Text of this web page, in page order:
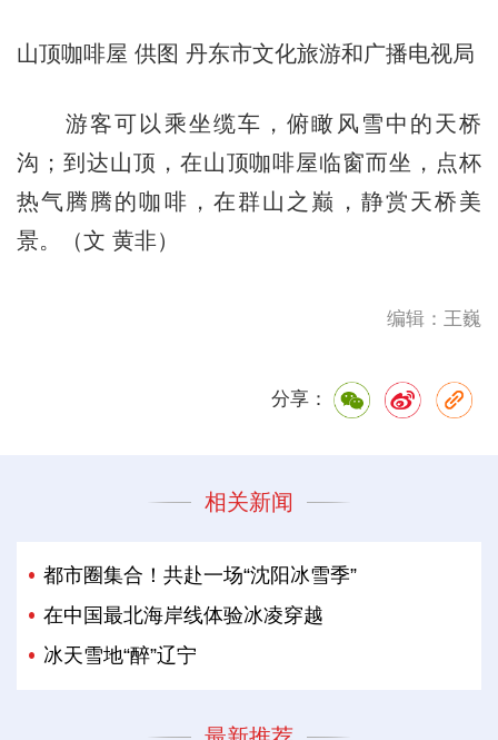
山顶咖啡屋 供图 丹东市文化旅游和广播电视局
游客可以乘坐缆车，俯瞰风雪中的天桥
沟；到达山顶，在山顶咖啡屋临窗而坐，点杯
热气腾腾的咖啡，在群山之巅，静赏天桥美
景。（文 黄非）
编辑：王巍
分享：
相关新闻
都市圈集合！共赴一场“沈阳冰雪季”
在中国最北海岸线体验冰凌穿越
冰天雪地“醉”辽宁